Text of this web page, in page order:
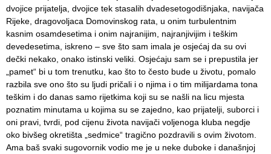
dvojice prijatelja, dvojice tek stasalih dvadesetogodišnjaka, navijača
Rijeke, dragovoljaca Domovinskog rata, u onim turbulentnim
kasnim osamdesetima i onim najranijim, najranjivijim i teškim
devedesetima, iskreno – sve što sam imala je osjećaj da su ovi
dečki nekako, onako istinski veliki. Osjećaju sam se i prepustila jer
„pamet“ bi u tom trenutku, kao što to često bude u životu, pomalo
razbila sve ono što su ljudi pričali i o njima i o tim milijardama tona
teškim i do danas samo rijetkima koji su se našli na licu mjesta
poznatim minutama u kojima su se zajedno, kao prijatelji, suborci i
oni pravi, tvrdi, pod cijenu života navijači voljenoga kluba negdje
oko bivšeg okretišta „sedmice“ tragično pozdravili s ovim životom.
Ama baš svaki sugovornik vodio me je u neke duboke i današnjoj